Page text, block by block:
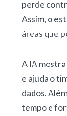
perde
Assim, o
áreas que
A IA
e ajuda o
dados.
tempo e